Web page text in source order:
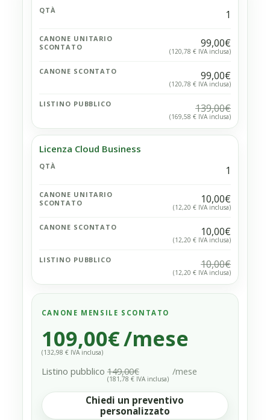
QTÀ 1
CANONE UNITARIO
SCONTATO
99,00€
(120,78 € IVA inclusa)
CANONE SCONTATO 99,00€
(120,78 € IVA inclusa)
LISTINO PUBBLICO 139,00€
(169,58 € IVA inclusa)
Licenza Cloud Business
QTÀ 1
CANONE UNITARIO
SCONTATO
10,00€
(12,20 € IVA inclusa)
CANONE SCONTATO 10,00€
(12,20 € IVA inclusa)
LISTINO PUBBLICO 10,00€
(12,20 € IVA inclusa)
CANONE MENSILE SCONTATO
109,00€
(132,98 € IVA inclusa) /mese
Listino pubblico 149,00€
(181,78 € IVA inclusa)
/mese
Chiedi un preventivo
personalizzato